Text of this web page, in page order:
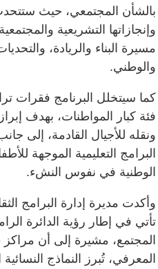
بالشأن المجتمعي، حيث
وإنجازاتها التشريعية
مسيرة البناء والريادة،
والوطني.
كما سيتخلل البرنامج فقرات
فئة كبار المواطنات، بهدف
ونقله للأجيال القادمة، إلى
البرامج التعليمية الموجهة
الوطنية في نفوس النشء.
وأكدت مديرة إدارة البرامج
تأتي في إطار رؤية الدائرة
المجتمع، مشيرة إلى أن